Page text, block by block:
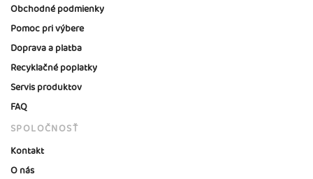
Obchodné podmienky
Pomoc pri výbere
Doprava a platba
Recyklačné poplatky
Servis produktov
FAQ
SPOLOČNOSŤ
Kontakt
O nás